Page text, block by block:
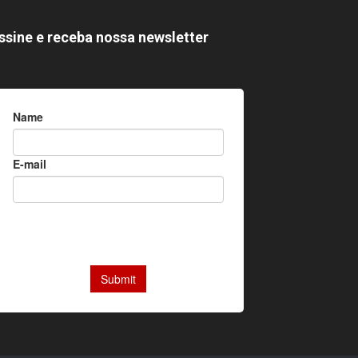
e receba nossa newsletter